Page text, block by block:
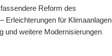
Reform des
Erleichterungen für Klimaanlagen
und weitere Modernisierungen